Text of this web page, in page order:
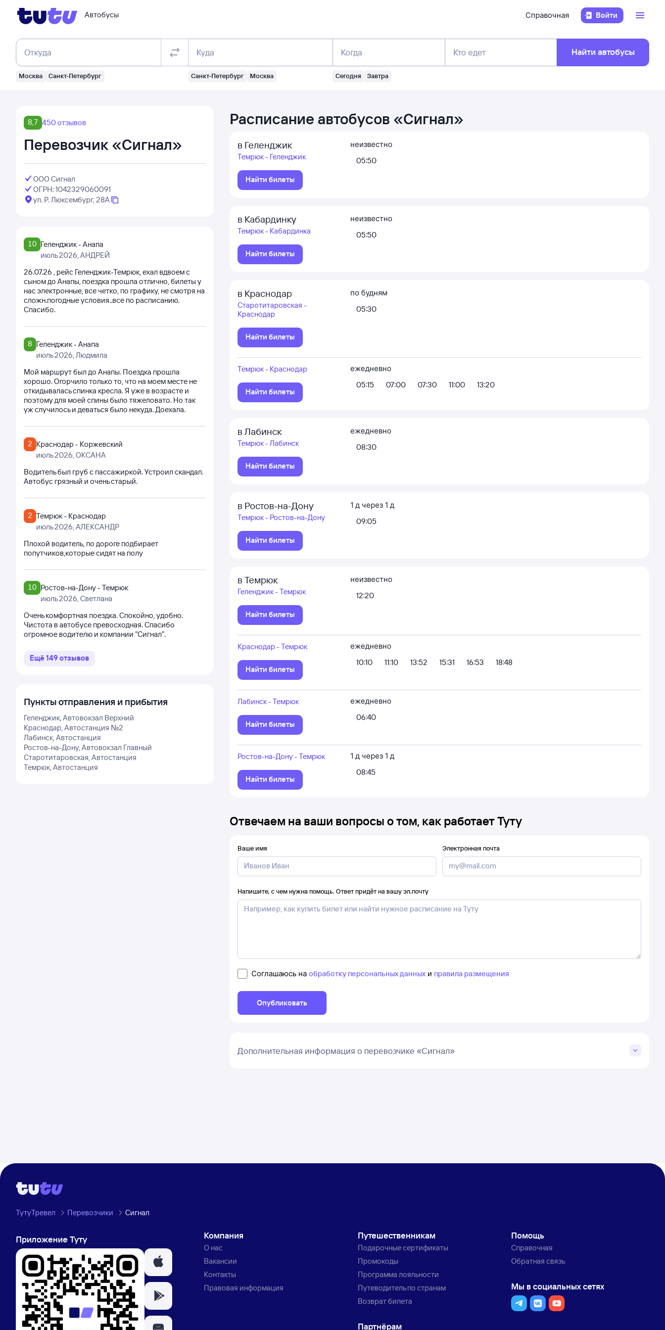
Автобусы Справочная Войти
Откуда
Москва Санкт-Петербург
Куда
Санкт-Петербург Москва
Когда
Сегодня Завтра
Кто едет Найти автобусы
8,7 450 отзывов
Перевозчик «Сигнал»
ООО Сигнал
ОГРН: 1042329060091
ул. Р. Люксембург, 28А
Расписание автобусов «Сигнал»
в Геленджик
Темрюк - Геленджик
Найти билеты
неизвестно
05:50
в Кабардинку
Темрюк - Кабардинка
Найти билеты
неизвестно
05:50
в Краснодар
Старотитаровская -
Краснодар
Найти билеты
по будням
05:30
Темрюк - Краснодар
Найти билеты
ежедневно
05:15
07:00 07:30 11:00 13:20
в Лабинск
Темрюк - Лабинск
Найти билеты
ежедневно
08:30
в Ростов-на-Дону
Темрюк - Ростов-на-Дону
Найти билеты
1 д через 1 д
09:05
в Темрюк
Геленджик - Темрюк
Найти билеты
неизвестно
12:20
Краснодар - Темрюк
Найти билеты
ежедневно
10:10
11:10 13:52 15:31 16:53 18:48
Лабинск - Темрюк
Найти билеты
ежедневно
06:40
Ростов-на-Дону - Темрюк
Найти билеты
1 д через 1 д
08:45
Отвечаем на ваши вопросы о том, как работает Туту
Ваше имя Электронная почта
Напишите, с чем нужна помощь. Ответ придёт на вашу эл.почту
Соглашаюсь на обработку персональных данных и правила размещения
Опубликовать
Дополнительная информация о перевозчике «Сигнал»
10 Геленджик - Анапа
июль 2026, АНДРЕЙ
26.07.26 , рейс Геленджик-Темрюк, ехал вдвоем с
сыном до Анапы, поездка прошла отлично, билеты у
нас электронные, все четко, по графику, не смотря на
сложн.погодные условия..все по расписанию.
Спасибо.
8 Геленджик - Анапа
июль 2026, Людмила
Мой маршрут был до Анапы. Поездка прошла
хорошо. Огорчило только то, что на моем месте не
откидывалась спинка кресла. Я уже в возрасте и
поэтому для моей спины было тяжеловато. Но так
уж случилось и деваться было некуда. Доехала.
2 Краснодар - Коржевский
июль 2026, ОКСАНА
Водитель был груб с пассажиркой. Устроил скандал.
Автобус грязный и очень старый.
2 Темрюк - Краснодар
июль 2026, АЛЕКСАНДР
Плохой водитель, по дороге подбирает
попутчиков,которые сидят на полу
10 Ростов-на-Дону - Темрюк
июль 2026, Светлана
Очень комфортная поездка. Спокойно, удобно.
Чистота в автобусе превосходная. Спасибо
огромное водителю и компании "Сигнал".
Ещё 149отзывов
Пункты отправления и прибытия
Геленджик, Автовокзал Верхний
Краснодар, Автостанция №2
Лабинск, Автостанция
Ростов-на-Дону, Автовокзал Главный
Старотитаровская, Автостанция
Темрюк, Автостанция
ТутуТревел Перевозчики Сигнал
Приложение Туту Компания
О нас
Вакансии
Контакты
Правовая информация
Путешественникам
Подарочные сертификаты
Промокоды
Программа лояльности
Путеводитель по странам
Возврат билета
Партнёрам
Помощь
Справочная
Обратная связь
Мы в социальных сетях